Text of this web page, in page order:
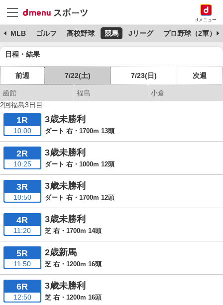
dメニュー
MLB ゴルフ 高校野球 競馬 Jリーグ プロ野球（2軍）
日程・結果
前週 7/22(土) 7/23(日) 次週
函館 福島
小倉
2回福島3日目
1R
10:00
3歳未勝利
ダート 右・1700m 13頭
2R
10:25
3歳未勝利
ダート 右・1000m 12頭
3R
10:50
3歳未勝利
ダート 右・1700m 12頭
4R
11:20
3歳未勝利
芝 右・1700m 14頭
5R
11:50
2歳新馬
芝 右・1200m 16頭
6R
12:50
3歳未勝利
芝 右・1200m 16頭